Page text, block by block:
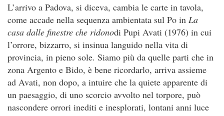
L’arrivo a Padova, si diceva, cambia le carte in tavola,
come accade nella sequenza ambientata sul Po in La
casa dalle finestre che ridonodi Pupi Avati (1976) in cui
l’orrore, bizzarro, si insinua languido nella vita di
provincia, in pieno sole. Siamo più da quelle parti che in
zona Argento e Bido, è bene ricordarlo, arriva assieme
ad Avati, non dopo, a intuire che la quiete apparente di
un paesaggio, di uno scorcio avvolto nel torpore, può
nascondere orrori inediti e inesplorati, lontani anni luce